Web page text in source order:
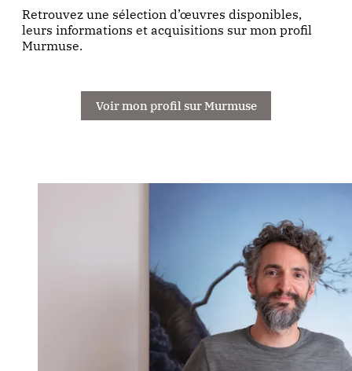
Retrouvez une sélection d’œuvres disponibles,
leurs informations et acquisitions sur mon profil
Murmuse.
Voir mon profil sur Murmuse